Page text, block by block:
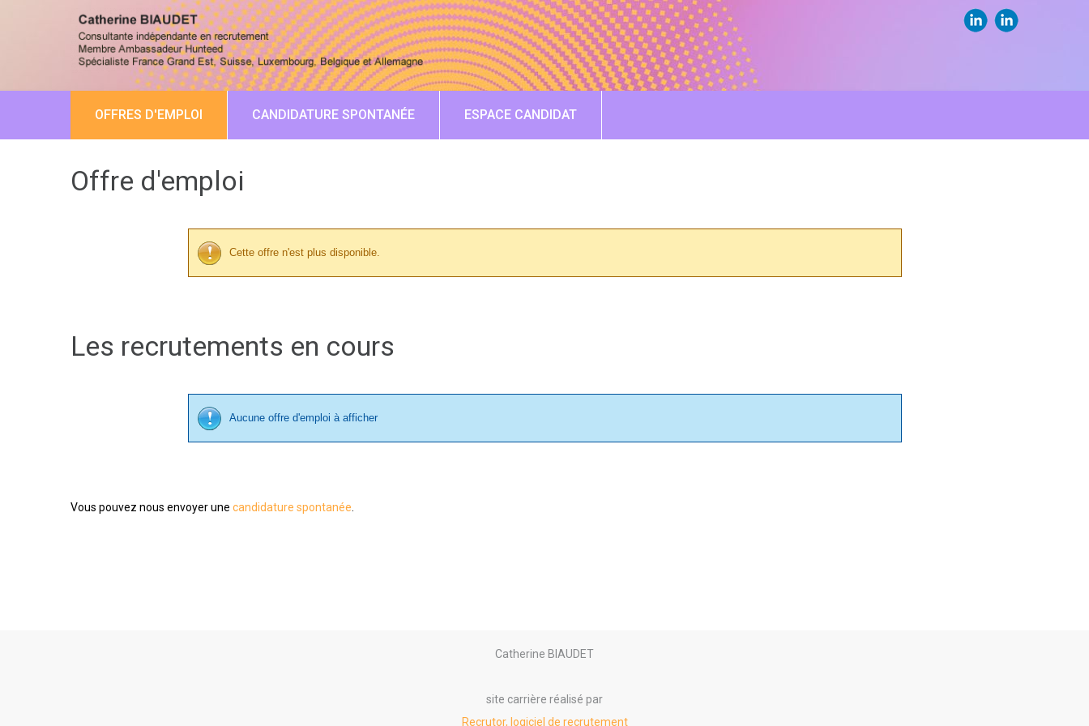
OFFRES D'EMPLOI CANDIDATURE SPONTANÉE ESPACE CANDIDAT
Offre d'emploi
Cette offre n'est plus disponible.
Les recrutements en cours
Aucune offre d'emploi à afficher
Vous pouvez nous envoyer une candidature spontanée
Catherine BIAUDET
site carrière réalisé par
Recrutor, logiciel de recrutement